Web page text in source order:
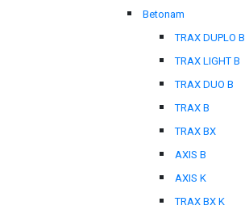
Betonam
TRAX DUPLO B
TRAX LIGHT B
TRAX DUO B
TRAX B
TRAX BX
AXIS B
AXIS K
TRAX BX K